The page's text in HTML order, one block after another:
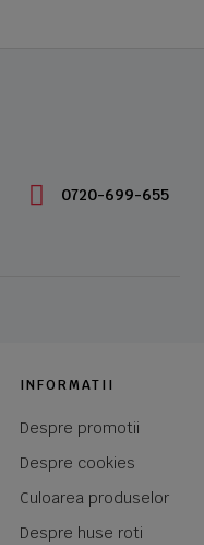
0720-699-655
INFORMATII
Despre promotii
Despre cookies
Culoarea produselor
Despre huse roti